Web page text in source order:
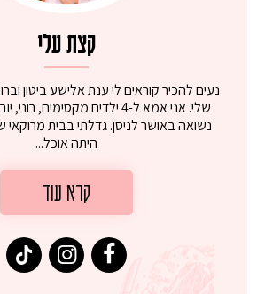
קצת עלי
נעים להכיר קוראים לי ענת אלישע ביטון
שלי. אני אמא ל-4 ילדים מקסימים,
נשואה באושר לניסן. גדלתי בבית
היתה אוכל...
קרא עוד